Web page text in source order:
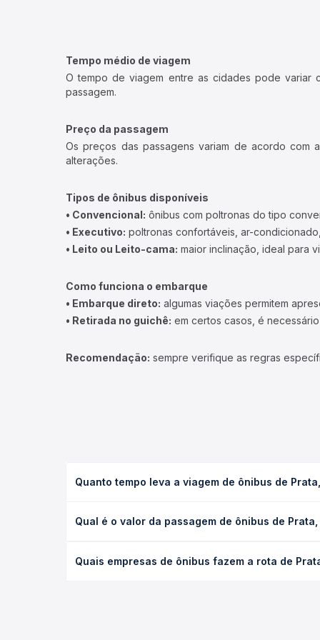
Tempo médio de viagem
O tempo de viagem entre as cidades pode variar
passagem.
Preço da passagem
Os preços das passagens variam de acordo com
alterações.
Tipos de ônibus disponíveis
• Convencional: ônibus com poltronas do tipo
• Executivo: poltronas confortáveis, ar-
• Leito ou Leito-cama: maior inclinação, ideal para
Como funciona o embarque
• Embarque direto: algumas viações permitem
• Retirada no guichê: em certos casos, é
Recomendação: sempre verifique as regras
Quanto tempo leva a viagem de ônibus de
ou leito) e as condições de tráfego. Na Quero
Qual é o valor da passagem de ônibus de
e a antecedência da compra. Na Quero
Quais empresas de ônibus fazem a rota de